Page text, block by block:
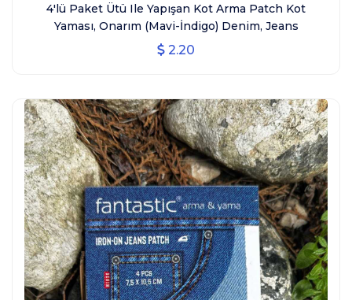
4'lü Paket Ütü Ile Yapışan Kot Arma Patch Kot
Yaması, Onarım (Mavi-İndigo) Denim, Jeans
2.20